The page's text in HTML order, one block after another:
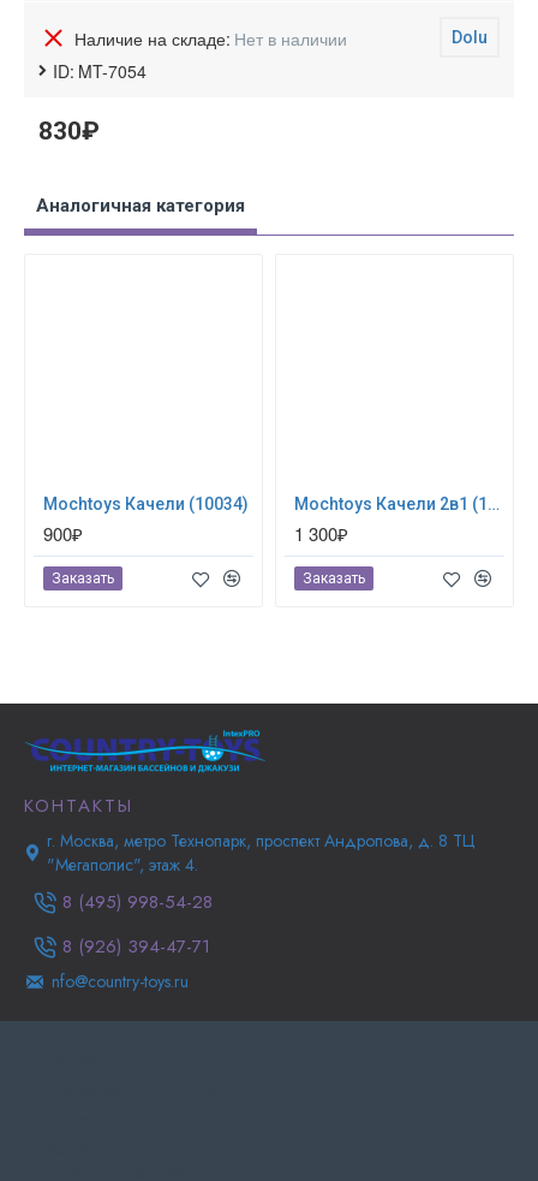
Наличие на складе: Нет в наличии
ID: MT-7054
Dolu
830₽
Аналогичная категория
Mochtoys Качели (10034)
900₽
Заказать
Mochtoys Качели 2в1 (10960)
1 300₽
Заказать
КОНТАКТЫ
г. Москва, метро Технопарк, проспект Андропова, д. 8 ТЦ
"Мегаполис", этаж 4.
8 (495) 998-54-28
8 (926) 394-47-71
nfo@country-toys.ru